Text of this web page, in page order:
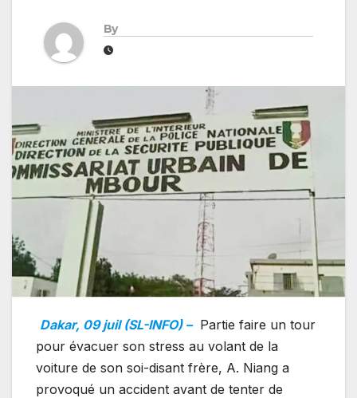
By
Dakar, 09 juil (SL-INFO) – Partie faire un tour
pour évacuer son stress au volant de la
voiture de son soi-disant frère, A. Niang a
provoqué un accident avant de tenter de